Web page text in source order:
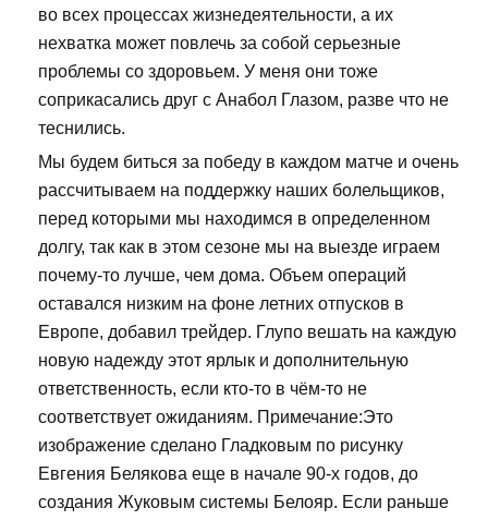
во всех процессах жизнедеятельности, а их
нехватка может повлечь за собой серьезные
проблемы со здоровьем. У меня они тоже
соприкасались друг с Анабол Глазом, разве что не
теснились.
Мы будем биться за победу в каждом матче и очень
рассчитываем на поддержку наших болельщиков,
перед которыми мы находимся в определенном
долгу, так как в этом сезоне мы на выезде играем
почему-то лучше, чем дома. Объем операций
оставался низким на фоне летних отпусков в
Европе, добавил трейдер. Глупо вешать на каждую
новую надежду этот ярлык и дополнительную
ответственность, если кто-то в чём-то не
соответствует ожиданиям. Примечание:Это
изображение сделано Гладковым по рисунку
Евгения Белякова еще в начале 90-х годов, до
создания Жуковым системы Белояр. Если раньше